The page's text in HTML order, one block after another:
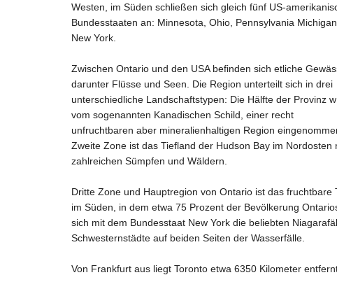
Westen, im Süden schließen sich gleich fünf US-
Bundesstaaten an: Minnesota, Ohio, Pennsylvania
New York.
Zwischen Ontario und den USA befinden sich etliche
darunter Flüsse und Seen. Die Region unterteilt sich in drei
unterschiedliche Landschaftstypen: Die Hälfte der Provinz
vom sogenannten Kanadischen Schild, einer recht
unfruchtbaren aber mineralienhaltigen Region
Zweite Zone ist das Tiefland der Hudson Bay im Nordosten
zahlreichen Sümpfen und Wäldern.
Dritte Zone und Hauptregion von Ontario ist das fruchtbare
im Süden, in dem etwa 75 Prozent der Bevölkerung
sich mit dem Bundesstaat New York die beliebten
Schwesternstädte auf beiden Seiten der Wasserfälle.
Von Frankfurt aus liegt Toronto etwa 6350 Kilometer